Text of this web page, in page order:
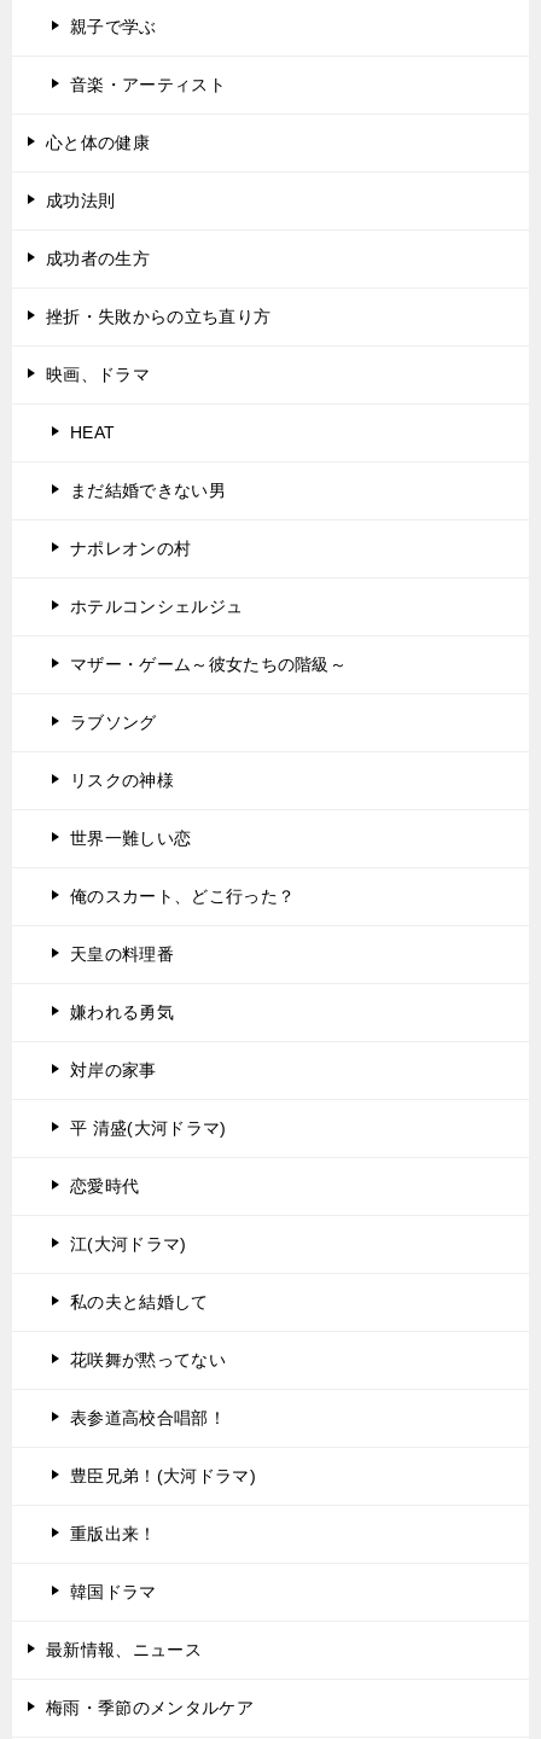
親子で学ぶ
音楽・アーティスト
心と体の健康
成功法則
成功者の生方
挫折・失敗からの立ち直り方
映画、ドラマ
HEAT
まだ結婚できない男
ナポレオンの村
ホテルコンシェルジュ
マザー・ゲーム～彼女たちの階級～
ラブソング
リスクの神様
世界一難しい恋
俺のスカート、どこ行った？
天皇の料理番
嫌われる勇気
対岸の家事
平 清盛(大河ドラマ)
恋愛時代
江(大河ドラマ)
私の夫と結婚して
花咲舞が黙ってない
表参道高校合唱部！
豊臣兄弟！(大河ドラマ)
重版出来！
韓国ドラマ
最新情報、ニュース
梅雨・季節のメンタルケア